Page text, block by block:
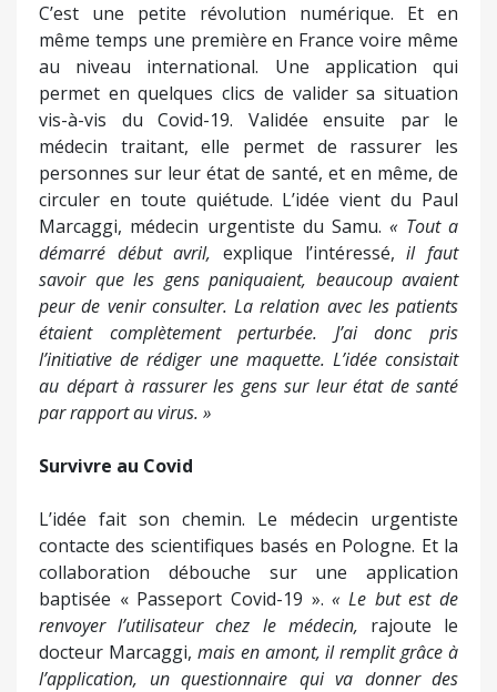
C’est une petite révolution numérique. Et en
même temps une première en France voire même
au niveau international. Une application qui
permet en quelques clics de valider sa situation
vis-à-vis du Covid-19. Validée ensuite par le
médecin traitant, elle permet de rassurer les
personnes sur leur état de santé, et en même, de
circuler en toute quiétude. L’idée vient du Paul
Marcaggi, médecin urgentiste du Samu.« Tout a
démarré début avril, explique l’intéressé,il faut
savoir que les gens paniquaient, beaucoup avaient
peur de venir consulter. La relation avec les patients
étaient complètement perturbée. J’ai donc pris
l’initiative de rédiger une maquette. L’idée consistait
au départ à rassurer les gens sur leur état de santé
par rapport au virus. »
Survivre au Covid
L’idée fait son chemin. Le médecin urgentiste
contacte des scientifiques basés en Pologne. Et la
collaboration débouche sur une application
baptisée « Passeport Covid-19 ».« Le but est de
renvoyer l’utilisateur chez le médecin, rajoute le
docteur Marcaggi, mais en amont, il remplit grâce à
l’application, un questionnaire qui va donner des